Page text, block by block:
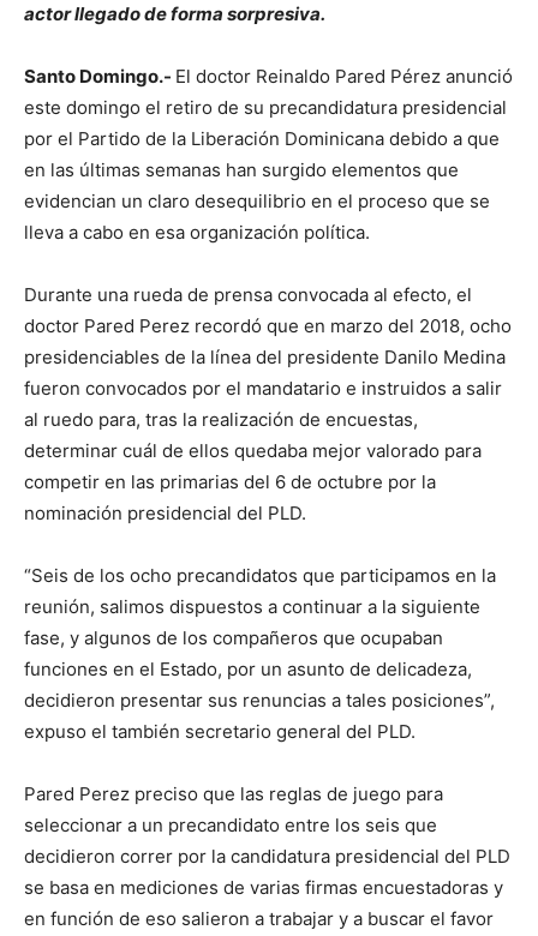
actor llegado de forma sorpresiva.
Santo Domingo.- El doctor Reinaldo Pared Pérez anunció
este domingo el retiro de su precandidatura presidencial
por el Partido de la Liberación Dominicana debido a que
en las últimas semanas han surgido elementos que
evidencian un claro desequilibrio en el proceso que se
lleva a cabo en esa organización política.
Durante una rueda de prensa convocada al efecto, el
doctor Pared Perez recordó que en marzo del 2018, ocho
presidenciables de la línea del presidente Danilo Medina
fueron convocados por el mandatario e instruidos a salir
al ruedo para, tras la realización de encuestas,
determinar cuál de ellos quedaba mejor valorado para
competir en las primarias del 6 de octubre por la
nominación presidencial del PLD.
“Seis de los ocho precandidatos que participamos en la
reunión, salimos dispuestos a continuar a la siguiente
fase, y algunos de los compañeros que ocupaban
funciones en el Estado, por un asunto de delicadeza,
decidieron presentar sus renuncias a tales posiciones”,
expuso el también secretario general del PLD.
Pared Perez preciso que las reglas de juego para
seleccionar a un precandidato entre los seis que
decidieron correr por la candidatura presidencial del PLD
se basa en mediciones de varias firmas encuestadoras y
en función de eso salieron a trabajar y a buscar el favor